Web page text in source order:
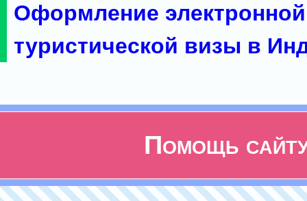
Оформление электронной
туристической визы в
Помощь